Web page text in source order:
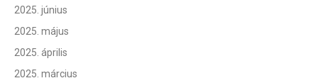
2025. június
2025. május
2025. április
2025. március